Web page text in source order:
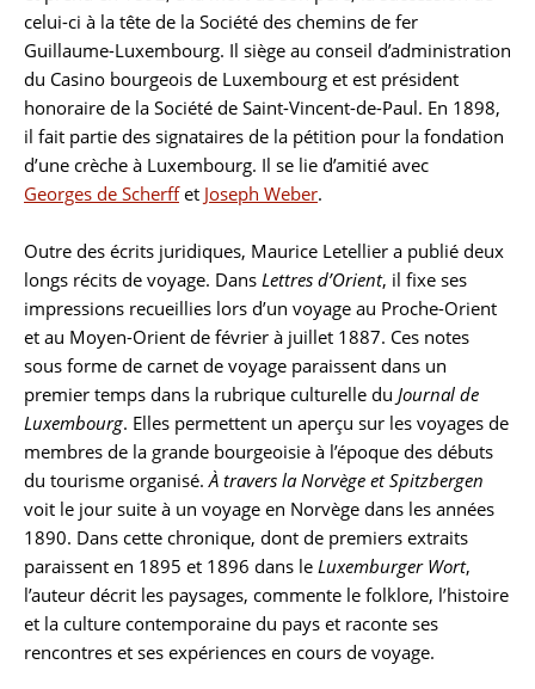
celui-ci à la tête de la Société des chemins de fer
Guillaume-Luxembourg. Il siège au conseil d’administration
du Casino bourgeois de Luxembourg et est président
honoraire de la Société de Saint-Vincent-de-Paul. En 1898,
il fait partie des signataires de la pétition pour la fondation
d’une crèche à Luxembourg. Il se lie d’amitié avec
Georges de Scherffet Joseph Weber.
Outre des écrits juridiques, Maurice Letellier a publié deux
longs récits de voyage. Dans Lettres d’Orient, il fixe ses
impressions recueillies lors d’un voyage au Proche-Orient
et au Moyen-Orient de février à juillet 1887. Ces notes
sous forme de carnet de voyage paraissent dans un
premier temps dans la rubrique culturelle du Journal de
Luxembourg. Elles permettent un aperçu sur les voyages de
membres de la grande bourgeoisie à l’époque des débuts
du tourisme organisé.À travers la Norvège et Spitzbergen
voit le jour suite à un voyage en Norvège dans les années
1890. Dans cette chronique, dont de premiers extraits
paraissent en 1895 et 1896 dans le Luxemburger Wort,
l’auteur décrit les paysages, commente le folklore, l’histoire
et la culture contemporaine du pays et raconte ses
rencontres et ses expériences en cours de voyage.